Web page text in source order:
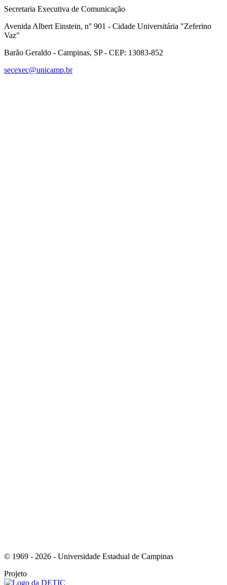
Secretaria Executiva de Comunicação
Avenida Albert Einstein, n° 901 - Cidade Universitária "Zeferino
Vaz"
Barão Geraldo - Campinas, SP - CEP: 13083-852
secexec@unicamp.br
© 1969 - 2026 - Universidade Estadual de Campinas
Projeto